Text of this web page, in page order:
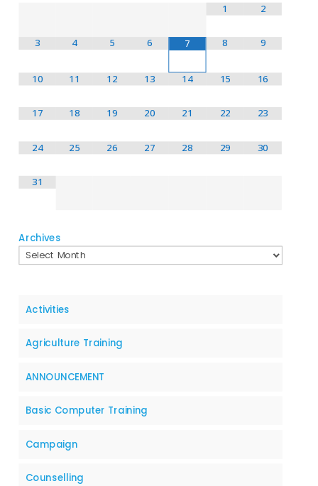
1 2
3 4 5 6 7 8 9
10 11 12 13 14 15 16
17 18 19 20 21 22 23
24 25 26 27 28 29 30
31
Archives
Activities
Agriculture Training
ANNOUNCEMENT
Basic Computer Training
Campaign
Counselling